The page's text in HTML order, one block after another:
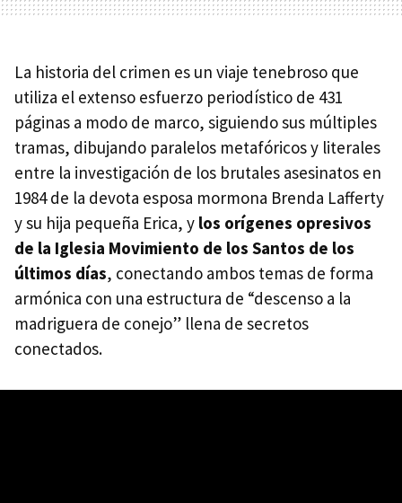
La historia del crimen es un viaje tenebroso que
utiliza el extenso esfuerzo periodístico de 431
páginas a modo de marco, siguiendo sus múltiples
tramas, dibujando paralelos metafóricos y literales
entre la investigación de los brutales asesinatos en
1984 de la devota esposa mormona Brenda Lafferty
y su hija pequeña Erica, y los orígenes opresivos
de la Iglesia Movimiento de los Santos de los
últimos días, conectando ambos temas de forma
armónica con una estructura de “descenso a la
madriguera de conejo” llena de secretos
conectados.